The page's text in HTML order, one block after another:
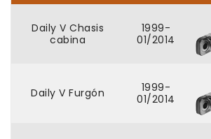
Daily V Chasis
cabina
1999-
01/2014
Daily V Furgón
1999-
01/2014